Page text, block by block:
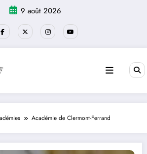
9 août 2026
Académie de Clermont-Ferrand